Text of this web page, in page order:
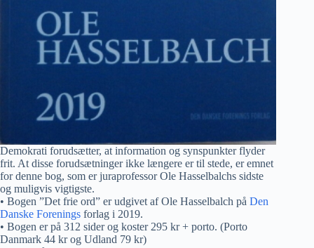
Demokrati forudsætter, at information og synspunkter flyder
frit. At disse forudsætninger ikke længere er til stede, er emnet
for denne bog, som er juraprofessor Ole Hasselbalchs sidste
og muligvis vigtigste.
• Bogen ”Det frie ord” er udgivet af Ole Hasselbalch på Den
Danske Forenings forlag i 2019.
• Bogen er på 312 sider og koster 295 kr + porto. (Porto
Danmark 44 kr og Udland 79 kr)